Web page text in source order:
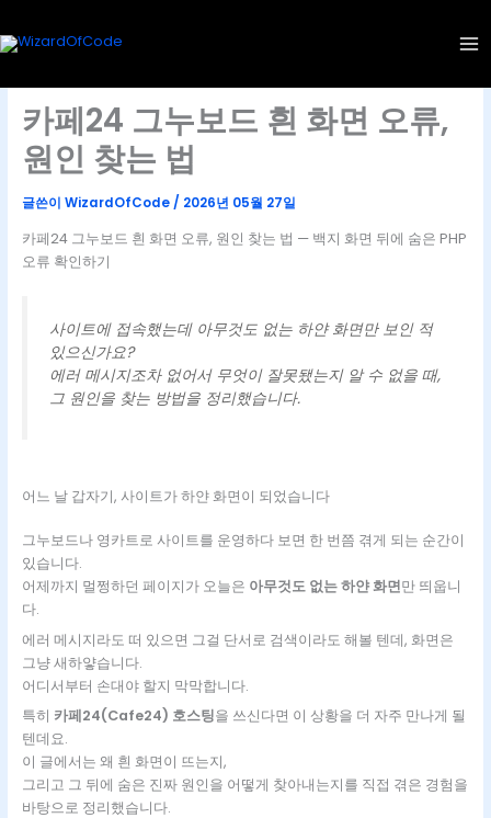
텐
츠
카페24 그누보드 흰 화면 오류,
원인 찾는 법
글쓴이 WizardOfCode/ 2026년 05월 27일
카페24 그누보드 흰 화면 오류, 원인 찾는 법 — 백지 화면 뒤에 숨은 PHP
오류 확인하기
사이트에 접속했는데 아무것도 없는 하얀 화면만 보인 적
있으신가요?
에러 메시지조차 없어서 무엇이 잘못됐는지 알 수 없을 때,
그 원인을 찾는 방법을 정리했습니다.
어느 날 갑자기, 사이트가 하얀 화면이 되었습니다
그누보드나 영카트로 사이트를 운영하다 보면 한 번쯤 겪게 되는 순간이
있습니다.
어제까지 멀쩡하던 페이지가 오늘은 아무것도 없는 하얀 화면만 띄웁니
다.
에러 메시지라도 떠 있으면 그걸 단서로 검색이라도 해볼 텐데, 화면은
그냥 새하얗습니다.
어디서부터 손대야 할지 막막합니다.
특히 카페24(Cafe24) 호스팅을 쓰신다면 이 상황을 더 자주 만나게 될
텐데요.
이 글에서는 왜 흰 화면이 뜨는지,
그리고 그 뒤에 숨은 진짜 원인을 어떻게 찾아내는지를 직접 겪은 경험을
바탕으로 정리했습니다.